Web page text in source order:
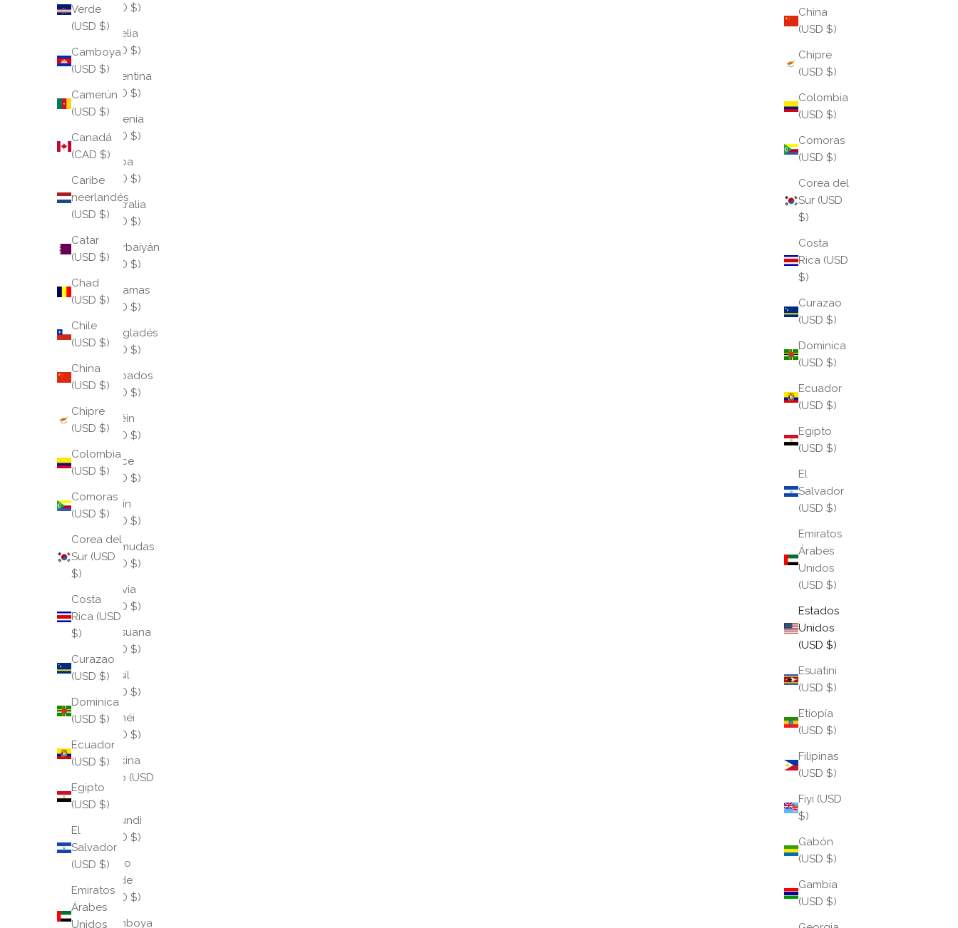
China
(USD $)
Chipre
(USD $)
Colombia
(USD $)
Comoras
(USD $)
Corea del
Sur (USD
$)
Costa
Rica (USD
$)
Curazao
(USD $)
Dominica
(USD $)
Ecuador
(USD $)
Egipto
(USD $)
El
Salvador
(USD $)
Emiratos
Árabes
Unidos
(USD $)
Estados
Unidos
(USD $)
Esuatini
(USD $)
Etiopía
(USD $)
Filipinas
(USD $)
Fiyi (USD
$)
Gabón
(USD $)
Gambia
(USD $)
Verde
(USD $)
Camboya
(USD $)
Camerún
(USD $)
Canadá
(CAD $)
Caribe
neerlandés
(USD $)
Catar
(USD $)
Chad
(USD $)
Chile
(USD $)
China
(USD $)
Chipre
(USD $)
Colombia
(USD $)
Comoras
(USD $)
Corea del
Sur (USD
$)
Costa
Rica (USD
$)
Curazao
(USD $)
Dominica
(USD $)
Ecuador
(USD $)
Egipto
(USD $)
El
Salvador
(USD $)
Emiratos
Árabes
Unidos
(USD $)
Argelia
(USD $)
Argentina
(USD $)
Armenia
(USD $)
Aruba
(USD $)
Australia
(USD $)
Azerbaiyán
(USD $)
Bahamas
(USD $)
Bangladés
(USD $)
Barbados
(USD $)
Baréin
(USD $)
Belice
(USD $)
Benín
(USD $)
Bermudas
(USD $)
Bolivia
(USD $)
Botsuana
(USD $)
Brasil
(USD $)
Brunéi
(USD $)
Burkina
Faso (USD
$)
Burundi
(USD $)
Cabo
Verde
(USD $)
Camboya